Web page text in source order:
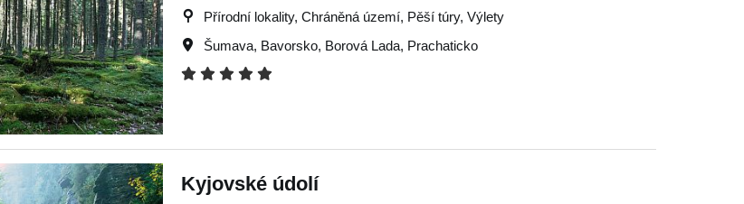
Přírodní lokality, Chráněná území, Pěší túry, Výlety
Šumava, Bavorsko, Borová Lada, Prachaticko
Kyjovské údolí